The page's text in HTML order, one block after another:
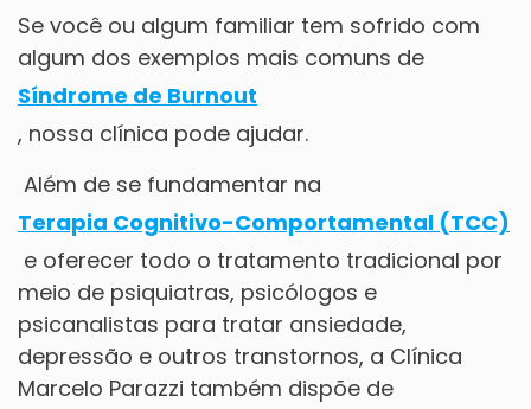
Se você ou algum familiar tem sofrido com
algum dos exemplos mais comuns de
Síndrome de Burnout
, nossa clínica pode ajudar.
Além de se fundamentar na
Terapia Cognitivo-Comportamental (TCC)
e oferecer todo o tratamento tradicional por
meio de psiquiatras, psicólogos e
psicanalistas para tratar ansiedade,
depressão e outros transtornos, a Clínica
Marcelo Parazzi também dispõe de